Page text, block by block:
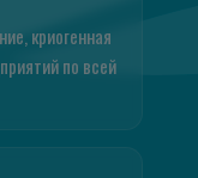
криогенная
по всей